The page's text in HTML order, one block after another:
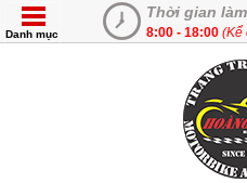
Thời gian
8:00 - 18:00 (Kể
Danh mục